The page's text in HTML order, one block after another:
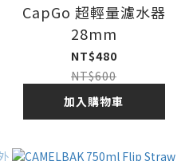
CapGo 超輕量濾水器
28mm
NT$480
NT$600
加入購物車